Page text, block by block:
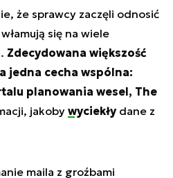
że sprawcy zaczęli odnosić
się na wiele
Zdecydowana większość
jedna cecha wspólna:
planowania wesel, The
jakobywyciekłydane z
maila z groźbami